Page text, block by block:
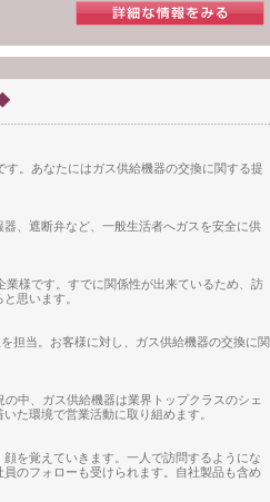
。あなたにはガス供給機器の交換に関する提
、遮断弁など、一般生活者へガスを安全に供
様です。すでに関係性が出来ているため、訪
思います。
担当。お客様に対し、ガス供給機器の交換に関
中、ガス供給機器は業界トップクラスのシェ
た環境で営業活動に取り組めます。
を覚えていきます。一人で訪問するようにな
のフォローも受けられます。自社製品も含め